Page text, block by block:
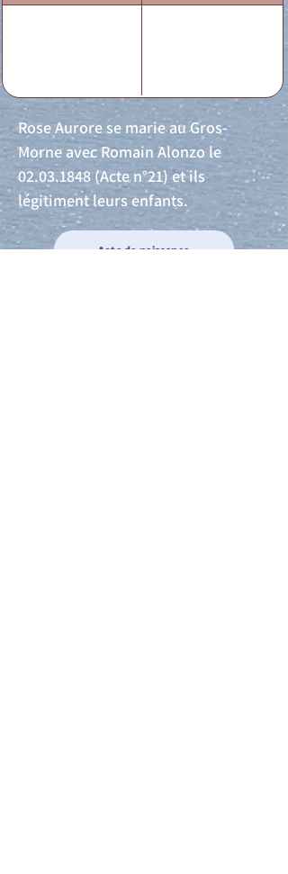
Rose Aurore se marie au Gros-
Morne avec Romain Alonzo le
02.03.1848 (Acte n°21) et ils
légitiment leurs enfants.
Acte de naissance